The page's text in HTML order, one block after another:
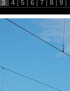
3 | 4 | 5 | 6 | 7 | 8 | 9 |